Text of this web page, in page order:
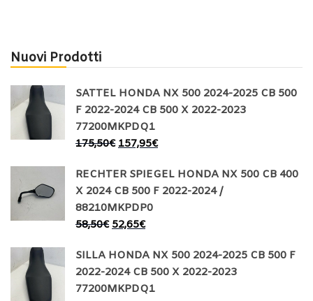
Nuovi Prodotti
SATTEL HONDA NX 500 2024-2025 CB 500
F 2022-2024 CB 500 X 2022-2023
77200MKPDQ1
175,50€ 157,95€
RECHTER SPIEGEL HONDA NX 500 CB 400
X 2024 CB 500 F 2022-2024 /
88210MKPDP0
58,50€ 52,65€
SILLA HONDA NX 500 2024-2025 CB 500 F
2022-2024 CB 500 X 2022-2023
77200MKPDQ1